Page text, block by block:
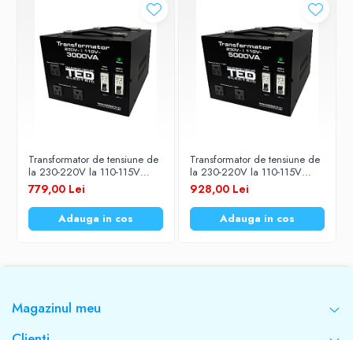
Tensiune alimentare (V)
220-230
Dimensiuni ( L x l x î )
Transformator de tensiune de
la 230-220V la 110-115V
3000VA/2400W cu carcasa
TED Electric
779,00 Lei
Adauga in cos
Transformator de tensiune de
la 230-220V la 110-115V
5000VA/4000W cu carcasa
TED Electric
928,00 Lei
Adauga in cos
Magazinul meu